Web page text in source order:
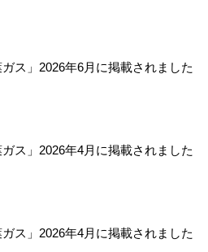
ガス」2026年6月に掲載されました
ガス」2026年4月に掲載されました
ガス」2026年4月に掲載されました